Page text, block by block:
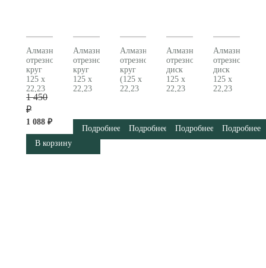
Алмазный
отрезной
круг
125 x
22,23
мм,
«SP-
T», для
плитки
«SP»
Metabo
(628556000)
1 450
₽
1 088 ₽
В корзину
Алмазный
отрезной
круг
125 x
22,23
U»,
универсальный
«SP» B
(624296000)
Подробнее
Алмазный
отрезной
круг
(125 x
22,23
UT»,
универсальный
Подробнее
Алмазный
отрезной
диск
125 x
22,23
для
гранита
Подробнее
Алмазный
отрезной
диск
125 x
22,23
для
бетона
Подробнее